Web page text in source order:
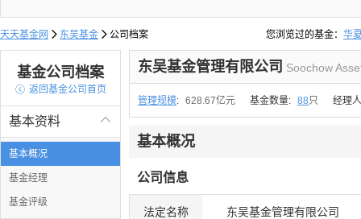
天天基金网  东吴基金  公司档案 您浏览过的基金： 华
易方达上证中盘ETF联
基金公司档案
 返回基金公司首页

基本资料
基本概况
基金经理
基金评级
东吴基金管理有限公司 Soochow
管理规模: 628.67亿元 基金数量: 88只 经理
基本概况
公司信息
法定名称 东吴基金管理有限公司